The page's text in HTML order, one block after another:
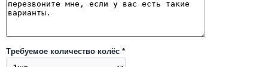
Требуемое количество колёс *